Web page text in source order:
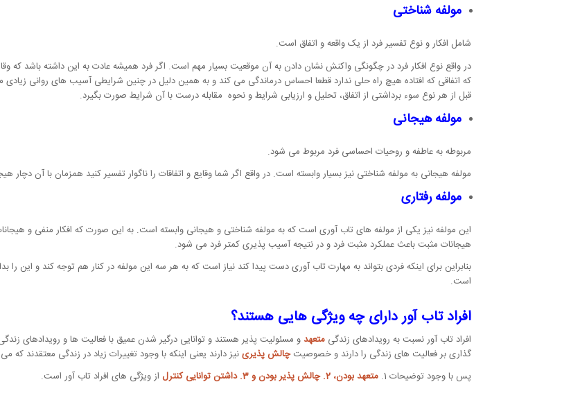
مولفه شناختی
شامل افکار و نوع تفسیر فرد از یک واقعه و اتفاق است.
در واقع نوع افکار فرد در چگونگی واکنش نشان دادن به آن موقعیت بسیار مهم است. اگر فرد همیشه عادت به این داشته باشد که
که اتفاقی که افتاده هیچ راه حلی ندارد قطعا احساس درماندگی می کند و به همین دلیل در چنین شرایطی آسیب های روانی
قبل از هر نوع سوء برداشتی از اتفاق، تحلیل و ارزیابی شرایط و نحوه مقابله درست با آن شرایط صورت بگیرد.
مولفه هیجانی
مربوطه به عاطفه و روحیات احساسی فرد مربوط می شود.
مولفه هیجانی به مولفه شناختی نیز بسیار وابسته است. در واقع اگر شما وقایع و اتفاقات را ناگوار تفسیر کنید همزمان با آن
مولفه رفتاری
این مولفه نیز یکی از مولفه های تاب آوری است که به مولفه شناختی و هیجانی وابسته است. به این صورت که افکار منفی و
هیجانات مثبت باعث عملکرد مثبت فرد و در نتیجه آسیب پذیری کمتر فرد می شود.
بنابراین برای اینکه فردی بتواند به مهارت تاب آوری دست پیدا کند نیاز است که به هر سه این مولفه در کنار هم توجه کند و این را
است.
افراد تاب آور دارای چه ویژگی هایی هستند؟
افراد تاب آور نسبت به رویدادهای زندگی متعهدو مسئولیت پذیر هستند و توانایی درگیر شدن عمیق با فعالیت ها و رویدادهای
گذاری بر فعالیت های زندگی را دارند و خصوصیتچالش پذیرینیز دارند یعنی اینکه با وجود تغییرات زیاد در زندگی معتقدند
پس با وجود توضیحات 1.
متعهد بودن، 2. چالش پذیر بودن و 3. داشتن توانایی کنترل از ویژگی های افراد تاب آور است.